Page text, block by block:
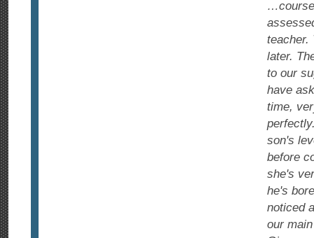
…course
teacher.
later.
to our
have
time,
son's
before
she's
he's
noticed
our